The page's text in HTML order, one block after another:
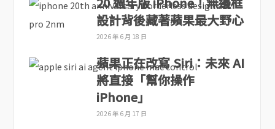
設計背後藏著蘋果最大野心
2026 年 6 月 18 日
蘋果正在改寫 Siri：未來 AI
將直接「幫你操作
iPhone」
2026 年 6 月 17 日